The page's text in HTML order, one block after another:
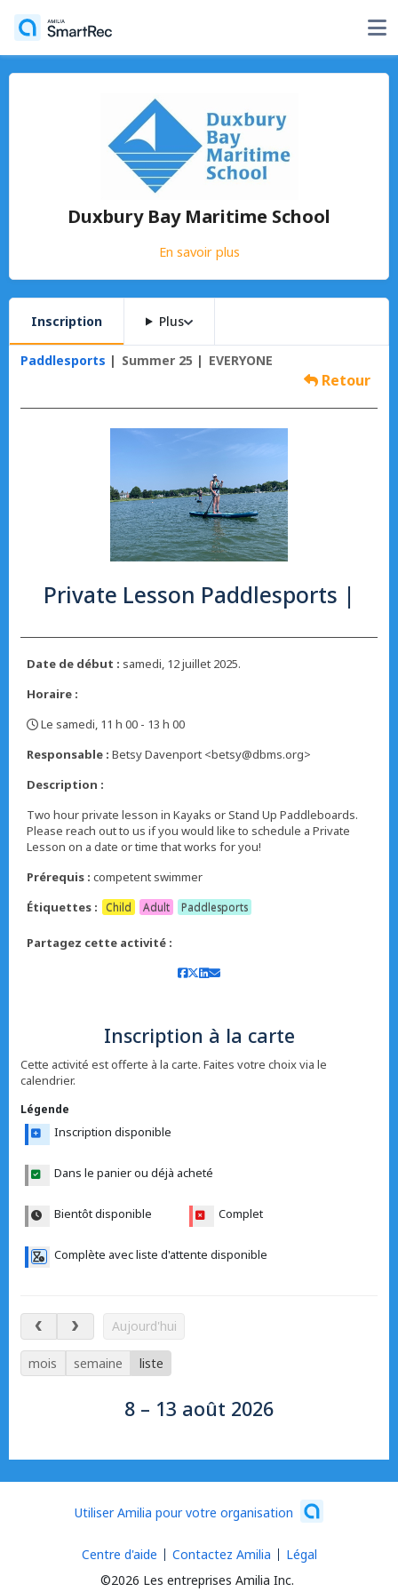
Duxbury Bay Maritime School
En savoir plus
Inscription Plus
Paddlesports Summer 25 EVERYONE
Retour
Private Lesson Paddlesports |
Date de début : samedi, 12 juillet 2025.
Horaire :
Le samedi, 11 h 00 - 13 h 00
Responsable : Betsy Davenport <betsy@dbms.org>
Description :
Two hour private lesson in Kayaks or Stand Up Paddleboards.
Please reach out to us if you would like to schedule a Private
Lesson on a date or time that works for you!
Prérequis : competent swimmer
Étiquettes :
Child Adult Paddlesports
Partagez cette activité :
Inscription à la carte
Cette activité est offerte à la carte. Faites votre choix via le
calendrier.
Légende
Inscription disponible
Dans le panier ou déjà acheté
Bientôt disponible Complet
Complète avec liste d'attente disponible
8 – 13 août 2026
Aujourd'hui
mois semaine liste
8 – 13 août 2026
Utiliser Amilia pour votre organisation
©2026 Les entreprises Amilia Inc.
Centre d'aide Contactez Amilia Légal